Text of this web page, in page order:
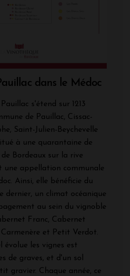
dans le Médoc
s'étend sur 1213
de Pauillac, Cissac-
Saint-Julien-Beychevelle
à une quarantaine de
Bordeaux sur la rive
une appellation communale
Ainsi, elle bénéficie du
dernier, un climat océanique
au sein du vignoble
Franc, Cabernet
et Petit Verdot.
évolue les vignes est
de graves, et d'un sol
gravier. Chaque année, ce